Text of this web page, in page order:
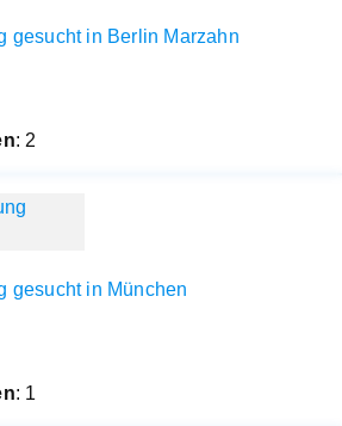
gesucht in Berlin Marzahn
: 2
gesucht in München
: 1